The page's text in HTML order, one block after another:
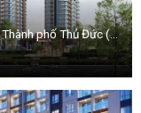
Mặt tiền đường Mai Chí Thọ, Phường An Phú, Thành phố Thủ Đức (Quận 2 cũ), TP.HCM